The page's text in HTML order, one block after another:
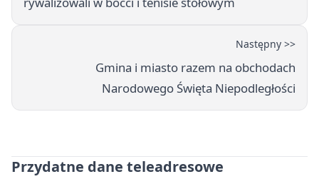
Następny >>
Gmina i miasto razem na obchodach
Narodowego Święta Niepodległości
Przydatne dane teleadresowe